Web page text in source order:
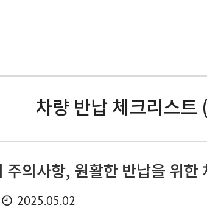
차량 반납 체크리스트
주의사항, 원활한 반납을 위한
2025.05.02